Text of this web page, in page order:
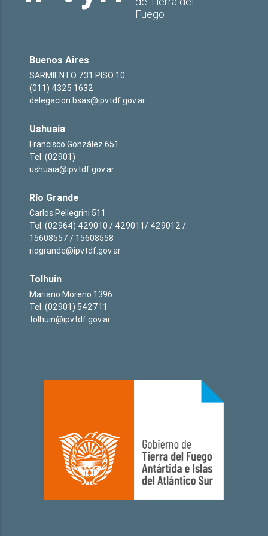
Fuego
Buenos Aires
SARMIENTO 731 PISO 10
(011) 4325 1632
delegacion.bsas@ipvtdf.gov.ar
Ushuaia
Francisco González 651
Tel: (02901)
ushuaia@ipvtdf.gov.ar
Río Grande
Carlos Pellegrini 511
Tel: (02964) 429010 / 429011/ 429012 /
15608557 / 15608558
riogrande@ipvtdf.gov.ar
Tolhuin
Mariano Moreno 1396
Tel: (02901) 542711
tolhuin@ipvtdf.gov.ar